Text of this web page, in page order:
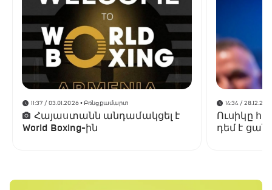
11:37 / 03.01.2026• Բռնցքամարտ
Հայաստանն անդամակցել է
World Boxing-ին
14:34 /
Ուսիկը
դեմ է